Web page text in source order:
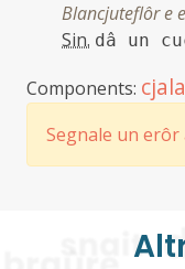
Blancjuteflôr e
Sin. dâ un
Components:
Segnale un